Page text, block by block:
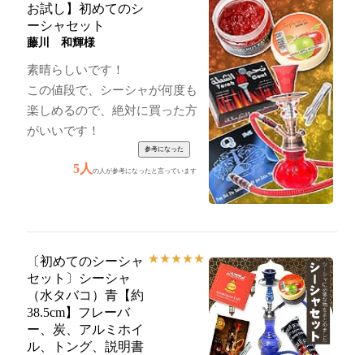
お試し】初めてのシ
ーシャセット
藤川 和輝様
素晴らしいです！
この値段で、シーシャが何度も
楽しめるので、絶対に買った方
がいいです！
5人の人が参考になったと言っています
〔初めてのシーシャ
セット〕シーシャ
（水タバコ）青【約
38.5cm】フレーバ
ー、炭、アルミホイ
ル、トング、説明書
★★★★★